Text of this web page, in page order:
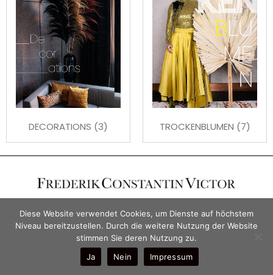
DECORATIONS (3) TROCKENBLUMEN (7)
Diese Website verwendet Cookies, um Dienste auf höchstem
Niveau bereitzustellen. Durch die weitere Nutzung der Website
stimmen Sie deren Nutzung zu.
Ja
Nein Impressum